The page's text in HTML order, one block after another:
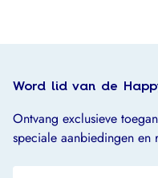
Word lid van de
Ontvang exclusieve
speciale aanbiedingen en